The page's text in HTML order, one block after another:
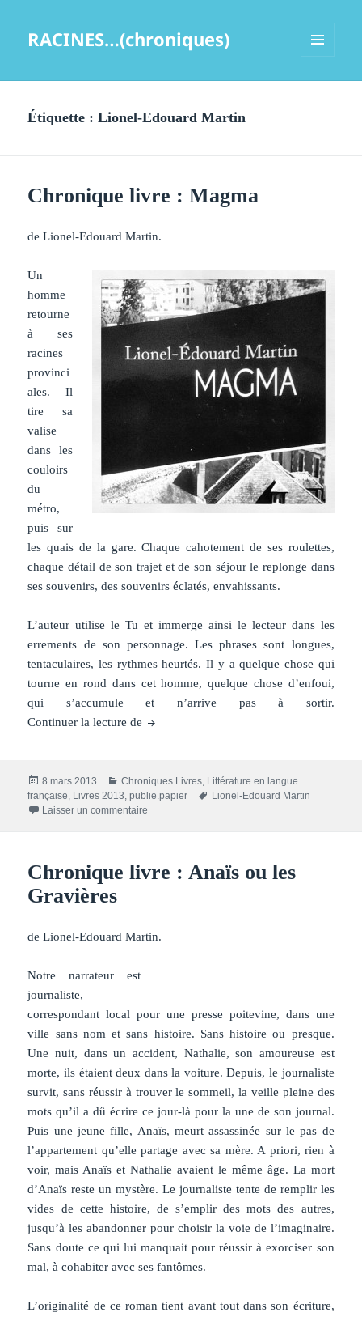
RACINES…(chroniques)
Étiquette :Lionel-Edouard Martin
Chronique livre : Magma
de Lionel-Edouard Martin.
Un
homme
retourne
à ses
racines
provinci
ales. Il
tire sa
valise
dans les
couloirs
du
métro,
puis sur
les quais de la gare. Chaque cahotement de ses roulettes,
chaque détail de son trajet et de son séjour le replonge dans
ses souvenirs, des souvenirs éclatés, envahissants.
L’auteur utilise le Tu et immerge ainsi le lecteur dans les
errements de son personnage. Les phrases sont longues,
tentaculaires, les rythmes heurtés. Il y a quelque chose qui
tourne en rond dans cet homme, quelque chose d’enfoui,
qui s’accumule et n’arrive pas à sortir.
Continuer la lecture de Chronique livre : Magma
Publié
le
8 mars 2013 Catégories
Chroniques Livres, Littérature en langue
française, Livres 2013,publie.papier
Mots-
Lionel-Edouard Martin
Laisser un commentaire
Chronique livre : Anaïs ou les
Gravières
de Lionel-Edouard Martin.
Notre narrateur est
journaliste,
correspondant local pour une presse poitevine, dans une
ville sans nom et sans histoire. Sans histoire ou presque.
Une nuit, dans un accident, Nathalie, son amoureuse est
morte, ils étaient deux dans la voiture. Depuis, le journaliste
survit, sans réussir à trouver le sommeil, la veille pleine des
mots qu’il a dû écrire ce jour-là pour la une de son journal.
Puis une jeune fille, Anaïs, meurt assassinée sur le pas de
l’appartement qu’elle partage avec sa mère. A priori, rien à
voir, mais Anaïs et Nathalie avaient le même âge. La mort
d’Anaïs reste un mystère. Le journaliste tente de remplir les
vides de cette histoire, de s’emplir des mots des autres,
jusqu’à les abandonner pour choisir la voie de l’imaginaire.
Sans doute ce qui lui manquait pour réussir à exorciser son
mal, à cohabiter avec ses fantômes.
L’originalité de ce roman tient avant tout dans son écriture,